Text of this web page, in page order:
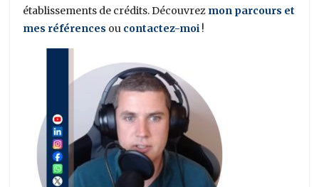
établissements de crédits. Découvrez mon parcours et
mes références ou contactez-moi !